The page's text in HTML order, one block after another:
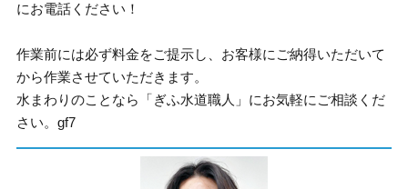
にお電話ください！
作業前には必ず料金をご提示し、お客様にご納得いただいて
から作業させていただきます。
水まわりのことなら「ぎふ水道職人」にお気軽にご相談くだ
さい。gf7